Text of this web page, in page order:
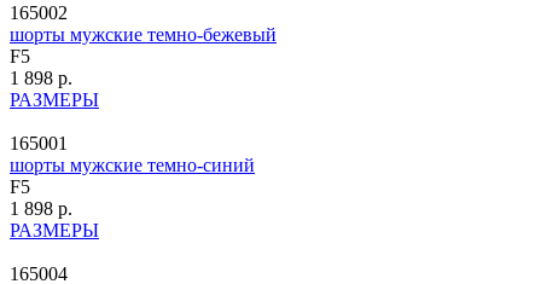
165002
шорты мужские темно-бежевый
F5
1 898 р.
РАЗМЕРЫ
165001
шорты мужские темно-синий
F5
1 898 р.
РАЗМЕРЫ
165004